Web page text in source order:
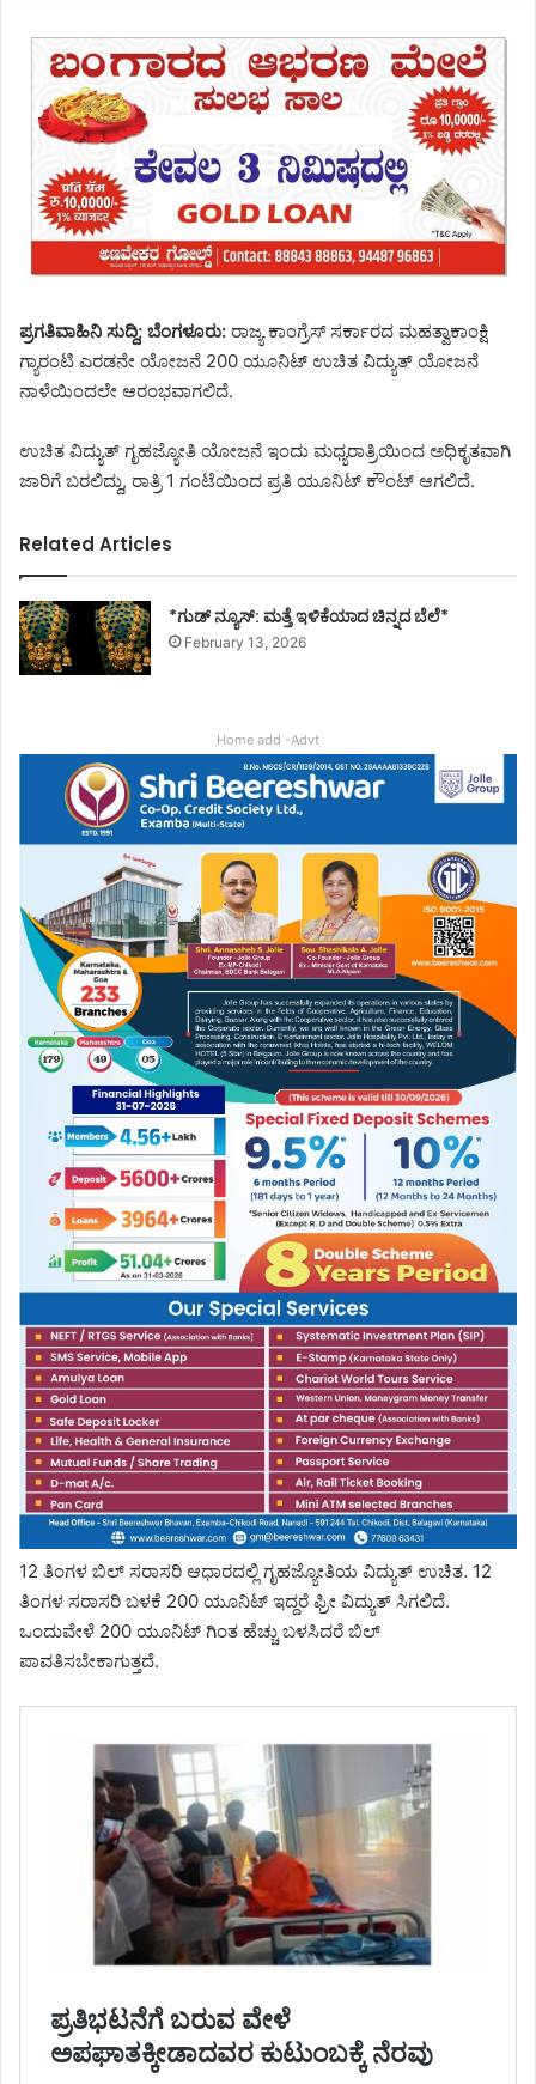
ಪ್ರಗತಿವಾಹಿನಿ ಸುದ್ದಿ; ಬೆಂಗಳೂರು: ರಾಜ್ಯ ಕಾಂಗ್ರೆಸ್ ಸರ್ಕಾರದ ಮಹತ್ವಾಕಾಂಕ್ಷಿ
ಗ್ಯಾರಂಟಿ ಎರಡನೇ ಯೋಜನೆ 200 ಯೂನಿಟ್ ಉಚಿತ ವಿದ್ಯುತ್ ಯೋಜನೆ
ನಾಳೆಯಿಂದಲೇ ಆರಂಭವಾಗಲಿದೆ.
ಉಚಿತ ವಿದ್ಯುತ್ ಗೃಹಜ್ಯೋತಿ ಯೋಜನೆ ಇಂದು ಮಧ್ಯರಾತ್ರಿಯಿಂದ ಅಧಿಕೃತವಾಗಿ
ಜಾರಿಗೆ ಬರಲಿದ್ದು, ರಾತ್ರಿ 1 ಗಂಟೆಯಿಂದ ಪ್ರತಿ ಯೂನಿಟ್ ಕೌಂಟ್ ಆಗಲಿದೆ.
Related Articles
*ಗುಡ್ ನ್ಯೂಸ್: ಮತ್ತೆ ಇಳಿಕೆಯಾದ ಚಿನ್ನದ ಬೆಲೆ*
February 13, 2026
Home add -Advt
12 ತಿಂಗಳ ಬಿಲ್ ಸರಾಸರಿ ಆಧಾರದಲ್ಲಿ ಗೃಹಜ್ಯೋತಿಯ ವಿದ್ಯುತ್ ಉಚಿತ. 12
ತಿಂಗಳ ಸರಾಸರಿ ಬಳಕೆ 200 ಯೂನಿಟ್ ಇದ್ದರೆ ಫ್ರೀ ವಿದ್ಯುತ್ ಸಿಗಲಿದೆ.
ಒಂದುವೇಳೆ 200 ಯೂನಿಟ್ ಗಿಂತ ಹೆಚ್ಚು ಬಳಸಿದರೆ ಬಿಲ್
ಪಾವತಿಸಬೇಕಾಗುತ್ತದೆ.